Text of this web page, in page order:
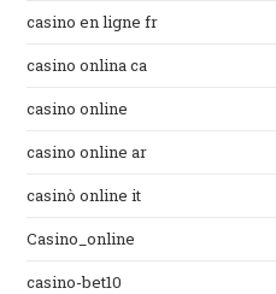
casino en ligne fr
casino onlina ca
casino online
casino online ar
casinò online it
Casino_online
casino-bet10